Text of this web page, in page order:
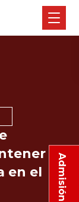
Admisión
en el